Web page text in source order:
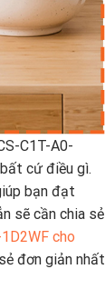
C1T-A0-
cứ điều gì.
bạn đạt
sẽ cần chia sẻ
cho
đơn giản nhất